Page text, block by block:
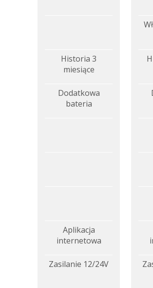
Historia 3
miesiące
Dodatkowa
bateria
Aplikacja
internetowa
Zasilanie 12/24V